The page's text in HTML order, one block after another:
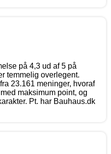
på 4,3 ud af 5 på
temmelig overlegent.
23.161 meninger, hvoraf
maksimum point, og
Pt. har Bauhaus.dk